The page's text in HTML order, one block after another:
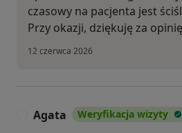
czasowy na pacjenta jest
Przy okazji, dziękuję za
12 czerwca 2026
Agata Weryfikacja wizyty